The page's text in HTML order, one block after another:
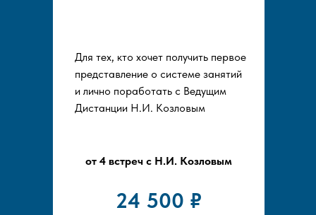
Для тех, кто хочет получить первое
представление о системе занятий
и лично поработать с Ведущим
Дистанции Н.И. Козловым
от 4 встреч с Н.И. Козловым
24 500 ₽